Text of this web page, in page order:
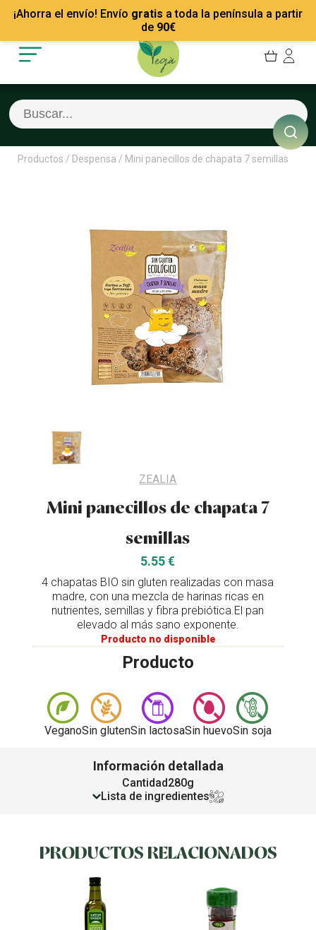
¡Ahorra el envío! Envío gratis a toda la península a partir
de 90€
Mis Pedidos
Mis favoritos
Cerrar sesión
Recetas
Empresas
Contacto
Productos / Despensa / Mini panecillos de chapata 7 semillas
ZEALIA
Mini panecillos de chapata 7
semillas
5.55 €
4 chapatas BIO sin gluten realizadas con masa
madre, con una mezcla de harinas ricas en
nutrientes, semillas y fibra prebiótica.El pan
elevado al más sano exponente.
Producto no disponible
Producto
VeganoSin glutenSin lactosaSin huevoSin soja
Información detallada
Cantidad280g
Lista de ingredientes
PRODUCTOS RELACIONADOS